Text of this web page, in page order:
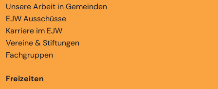
Unsere Arbeit in Gemeinden
EJW Ausschüsse
Karriere im EJW
Vereine & Stiftungen
Fachgruppen
Freizeiten